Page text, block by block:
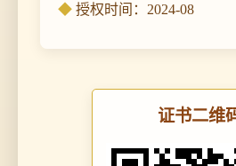
授权时间：2024-08
证书二维